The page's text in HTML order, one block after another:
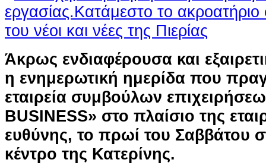
Άκρως ενδιαφέρουσα και
η ενημερωτική ημερίδα που
εταιρεία συμβούλων
BUSINESS» στο πλαίσιο της
ευθύνης, το πρωί του Σαββάτου
κέντρο της Κατερίνης.